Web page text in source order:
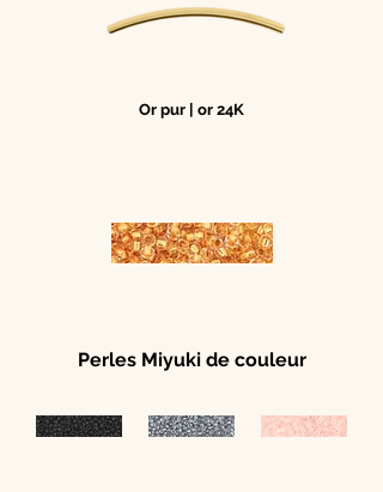
Or pur | or 24K
Perles Miyuki de couleur